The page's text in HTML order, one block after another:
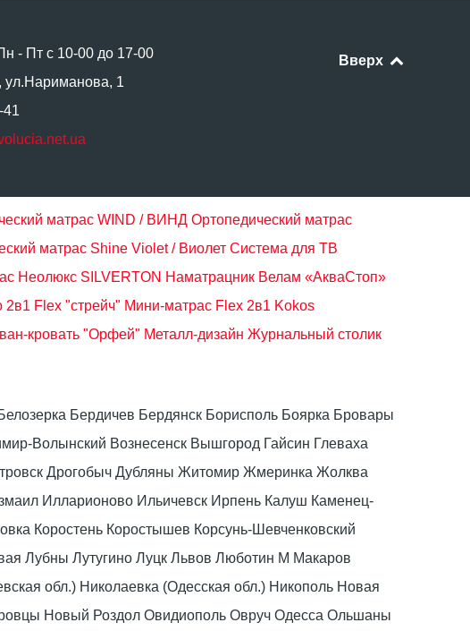
- Пт с 10-00 до 17-00
ул.Нариманова, 1
41
Вверх
матрас WIND / ВИНД Ортопедический матрас
матрас Shine Violet / Виолет Система для ТВ
Неолюкс SILVERTON Наматрацник Велам «АкваСтоп»
Flex "стрейч" Мини-матрас Flex 2в1 Kokos
кровать "Орфей" Металл-дизайн Журнальный столик
Бердичев Бердянск Борисполь Боярка Бровары
Волынский Вознесенск Вышгород Гайсин Глеваха
Дрогобыч Дубляны Житомир Жмеринка Жолква
Илларионово Ильичевск Ирпень Калуш Каменец-
Коростень Коростышев Корсунь-Шевченковский
Лубны Лутугино Луцк Львов Люботин М Макаров
обл.) Николаевка (Одесская обл.) Никополь Новая
Новый Роздол Овидиополь Овруч Одесса Ольшаны